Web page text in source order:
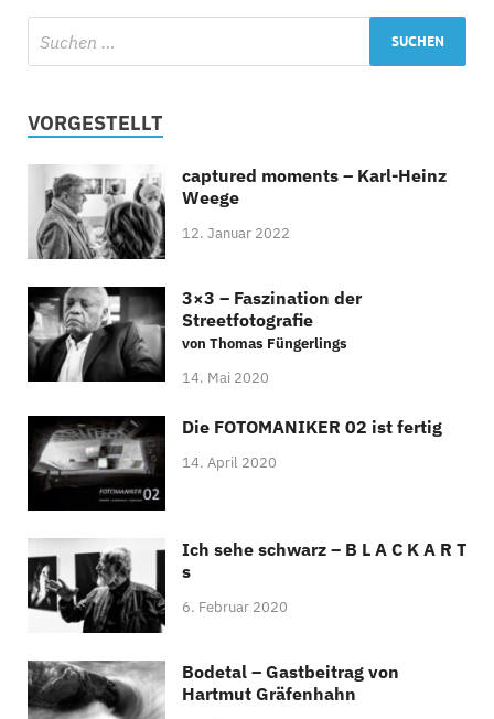
VORGESTELLT
captured moments – Karl-Heinz
Weege
12. Januar 2022
3×3 – Faszination der
Streetfotografie
von Thomas Füngerlings
14. Mai 2020
Die FOTOMANIKER 02 ist fertig
14. April 2020
Ich sehe schwarz – B L A C K A R T
s
6. Februar 2020
Bodetal – Gastbeitrag von
Hartmut Gräfenhahn